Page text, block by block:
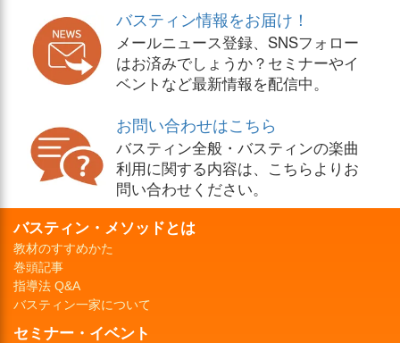
バスティン情報をお届け！
メールニュース登録、SNSフォロー
はお済みでしょうか？セミナーやイ
ベントなど最新情報を配信中。
お問い合わせはこちら
バスティン全般・バスティンの楽曲
利用に関する内容は、こちらよりお
問い合わせください。
バスティン・メソッドとは
教材のすすめかた
巻頭記事
指導法 Q&A
バスティン一家について
セミナー・イベント